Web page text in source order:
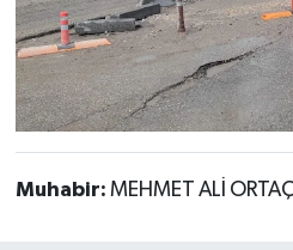
Muhabir: MEHMET ALİ